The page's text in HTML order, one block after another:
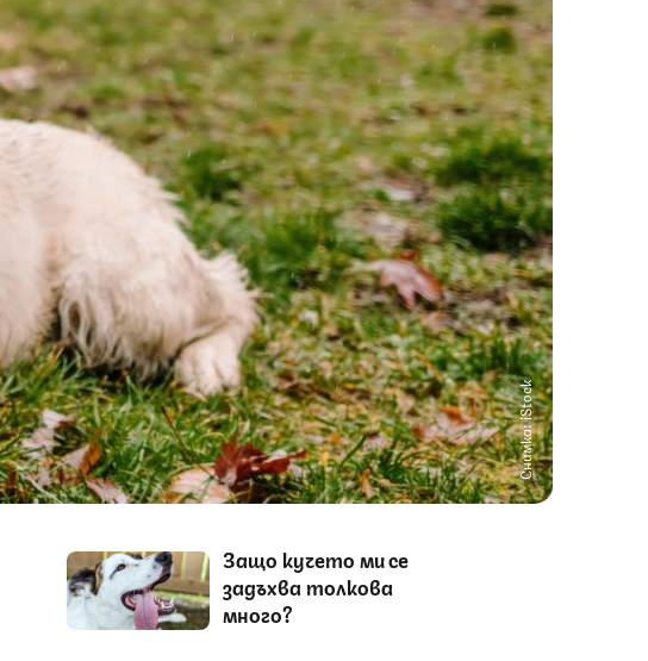
Снимка: iStock
Защо кучето ми се
задъхва толкова
много?